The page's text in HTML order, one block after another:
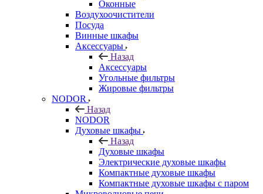
Оконные
Воздухоочистители
Посуда
Винные шкафы
Аксессуары
Назад
Аксессуары
Угольные фильтры
Жировые фильтры
NODOR
Назад
NODOR
Духовые шкафы
Назад
Духовые шкафы
Электрические духовые шкафы
Компактные духовые шкафы
Компактные духовые шкафы с паром